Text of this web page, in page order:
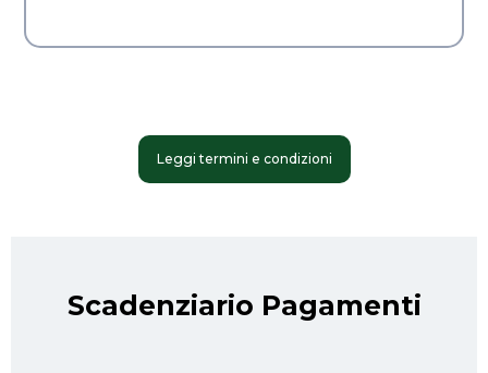
Leggi termini e condizioni
Scadenziario Pagamenti